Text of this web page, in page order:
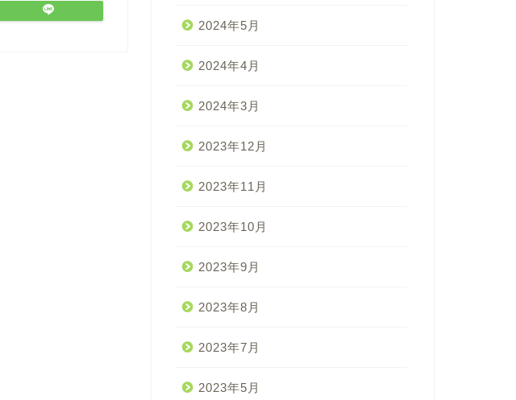
2024年5月
2024年4月
2024年3月
2023年12月
2023年11月
2023年10月
2023年9月
2023年8月
2023年7月
2023年5月